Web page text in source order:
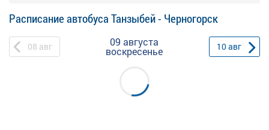
Расписание автобуса Танзыбей - Черногорск
08 авг 09 августа
воскресенье 10авг